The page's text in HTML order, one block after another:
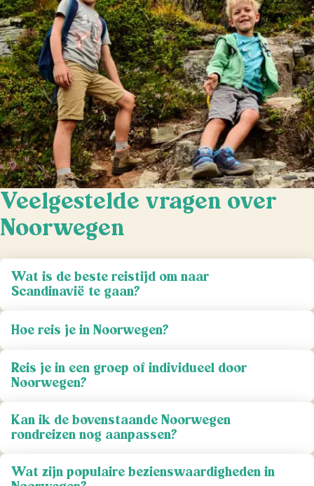
Veelgestelde vragen over
Noorwegen
Wat is de beste reistijd om naar
Scandinavië te gaan?
Hoe reis je in Noorwegen?
Reis je in een groep of individueel door
Noorwegen?
Kan ik de bovenstaande Noorwegen
rondreizen nog aanpassen?
Wat zijn populaire bezienswaardigheden in